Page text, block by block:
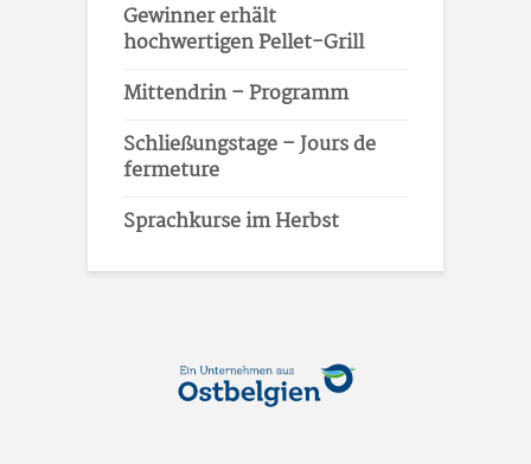
Gewinner erhält
hochwertigen Pellet-Grill
Mittendrin – Programm
Schließungstage – Jours de
fermeture
Sprachkurse im Herbst